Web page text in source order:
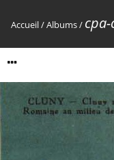
Accueil/Albums/